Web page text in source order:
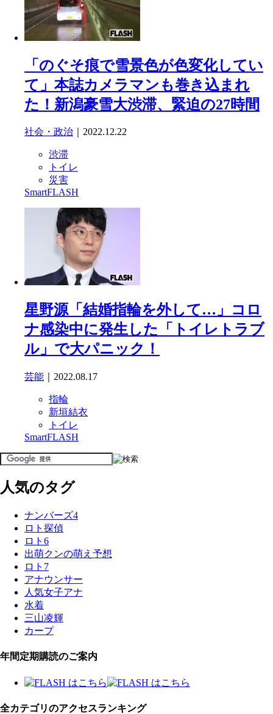
「のぐそ痕で雪景色が色変化してい
て」本誌カメラマンも巻き込まれ
た！新潟豪雪大渋滞、緊迫の27時間
社会・政治 ｜2022.12.22
渋滞
トイレ
災害
SmartFLASH
星野源「結婚指輪を外して…」コロ
ナ感染中に発生した「トイレトラブ
ル」で大パニック！
芸能 ｜2022.08.17
指輪
新垣結衣
トイレ
SmartFLASH
人気のタグ
ナンバーズ4
ロト探偵
ロト6
出萌クンの萌え予想
ロト7
アナウンサー
人気女子アナ
水着
三山凌輝
カープ
年間定期購読のご案内
全カテゴリのアクセスランキング